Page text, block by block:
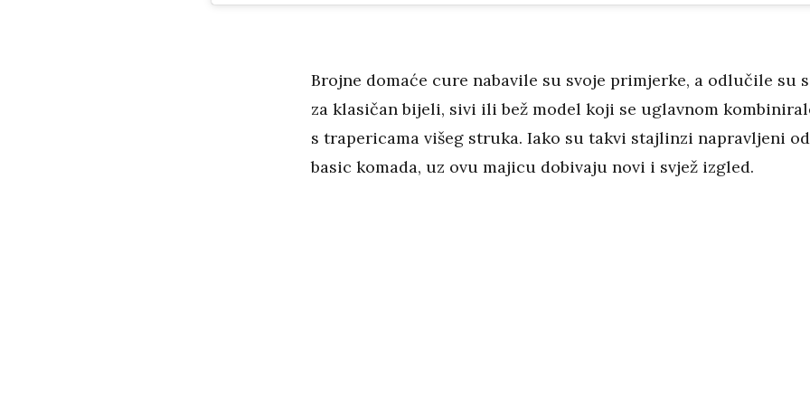
Brojne domaće cure nabavile su svoje primjerke, a odlučile su
za klasičan bijeli, sivi ili bež model koji se uglavnom
s trapericama višeg struka. Iako su takvi stajlinzi napravljeni od
basic komada, uz ovu majicu dobivaju novi i svjež izgled.